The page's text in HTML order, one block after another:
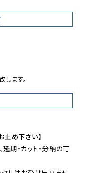
ます。
止め下さい】
期・カット・分納の可